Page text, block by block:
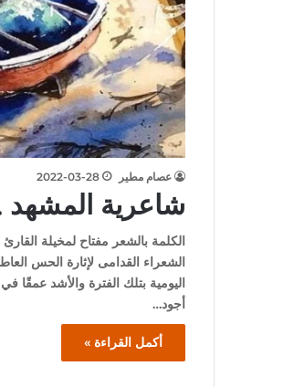
عصام مطير 2022-03-28
شاعرية المشهد
الكلمة بالشعر مفتاح لمخيلة
الشعراء القدامى لإثارة الحس
اليومية بتلك الفترة والأشد عمقًا
أجود…
أكمل القراءة »